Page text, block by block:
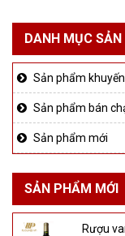
DANH MỤC
Sản phẩm
Sản phẩm bán
Sản phẩm mới
SẢN PHẨM MỚI
Rượu